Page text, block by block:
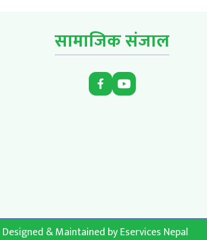
सामाजिक संजाल
Designed & Maintained byEservices Nepal